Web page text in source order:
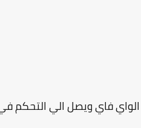
فاي ويصل الي التحكم في